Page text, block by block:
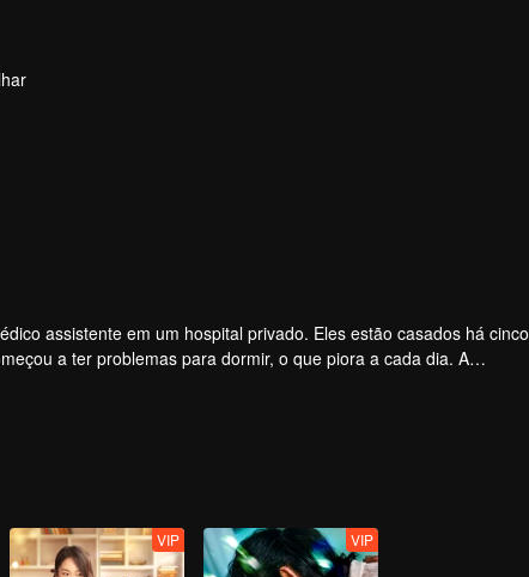
assistente em um hospital privado. Eles estão casados ​​há cinco
a ter problemas para dormir, o que piora a cada dia. A
pessoas. No entanto, um acidente de carro traz uma mudança
VIP VIP